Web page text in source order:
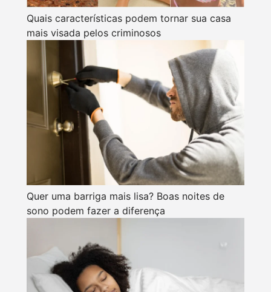
Quais características podem tornar sua casa
mais visada pelos criminosos
Quer uma barriga mais lisa? Boas noites de
sono podem fazer a diferença